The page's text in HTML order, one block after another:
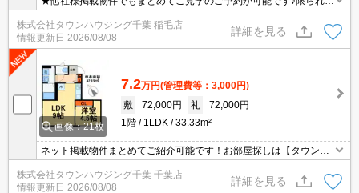
お時間の中で効率よくお部屋探しができるようにお手伝いさせてい
ただきます！お気軽にお問合せ下さい♪
株式会社タウンハウジング千葉 稲毛店
情報更新日 2026/08/08
詳細を見る
画像：21枚
7.2万円(管理費等：3,000円)
敷
72,000円 礼
72,000円
1階
1LDK 33.33m²
ネット掲載物件まとめてご紹介可能です！お部屋探しは【タウンハ
ウジング】にお任せください！※オンライン内見・現地待ち合わせ
は事前にご相談ください。
株式会社タウンハウジング千葉 千葉店
情報更新日 2026/08/08
詳細を見る